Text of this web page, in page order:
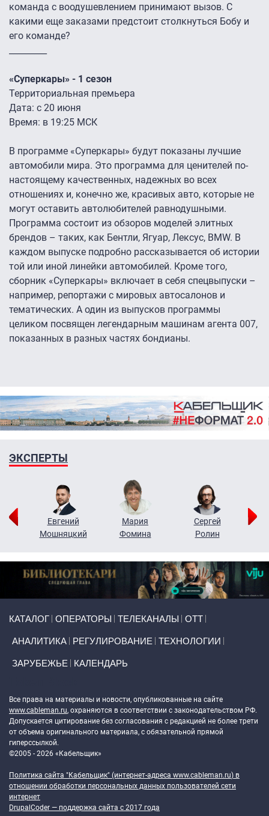
команда с воодушевлением принимают вызов. С
какими еще заказами предстоит столкнуться Бобу и
его команде?
«Суперкары» - 1 сезон
Территориальная премьера
Дата: с 20 июня
Время: в 19:25 МСК
В программе «Суперкары» будут показаны лучшие
автомобили мира. Это программа для ценителей по-
настоящему качественных, надежных во всех
отношениях и, конечно же, красивых авто, которые не
могут оставить автолюбителей равнодушными.
Программа состоит из обзоров моделей элитных
брендов – таких, как Бентли, Ягуар, Лексус, BMW. В
каждом выпуске подробно рассказывается об истории
той или иной линейки автомобилей. Кроме того,
сборник «Суперкары» включает в себя спецвыпуски –
например, репортажи с мировых автосалонов и
тематических. А один из выпусков программы
целиком посвящен легендарным машинам агента 007,
показанных в разных частях бондианы.
ЭКСПЕРТЫ
Евгений
Мошняцкий
Мария
Фомина
Сергей
Ролин
КАТАЛОГ ОПЕРАТОРЫ ТЕЛЕКАНАЛЫ ОТТ
АНАЛИТИКА РЕГУЛИРОВАНИЕ ТЕХНОЛОГИИ
ЗАРУБЕЖЬЕ КАЛЕНДАРЬ
Все права на материалы и новости, опубликованные на сайте
www.cableman.ru, охраняются в соответствии с законодательством РФ.
Допускается цитирование без согласования с редакцией не более трети
от объема оригинального материала, с обязательной прямой
гиперссылкой.
©2005 - 2026 «Кабельщик»
Политика сайта "Кабельщик" (интернет-адреса www.cableman.ru) в
отношении обработки персональных данных пользователей сети
интернет
DrupalCoder — поддержка сайта c 2017 года